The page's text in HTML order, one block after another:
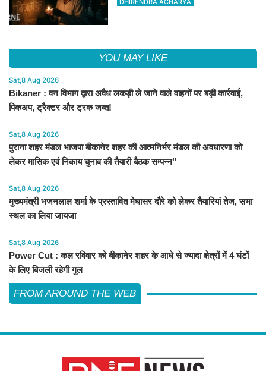
DHIRENDRA ACHARYA
YOU MAY LIKE
Sat,8 Aug 2026
Bikaner : वन विभाग द्वारा अवैध लकड़ी ले जाने वाले वाहनों पर बड़ी कार्रवाई,
पिकअप, ट्रैक्टर और ट्रक जब्त!
Sat,8 Aug 2026
पुराना शहर मंडल भाजपा बीकानेर शहर की आत्मनिर्भर मंडल की अवधारणा को
लेकर मासिक एवं निकाय चुनाव की तैयारी बैठक सम्पन्न"
Sat,8 Aug 2026
मुख्यमंत्री भजनलाल शर्मा के प्रस्तावित मेघासर दौरे को लेकर तैयारियां तेज, सभा
स्थल का लिया जायजा
Sat,8 Aug 2026
Power Cut : कल रविवार को बीकानेर शहर के आधे से ज्यादा क्षेत्रों में 4 घंटों
के लिए बिजली रहेगी गुल
FROM AROUND THE WEB